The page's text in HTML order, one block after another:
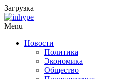
Загрузка
Menu
Новости
Политика
Экономика
Общество